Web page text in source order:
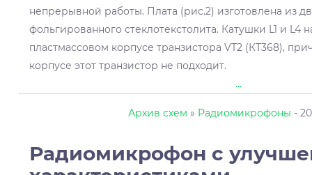
непрерывной работы. Плата (рис.2) изготовлена из
фольгированного стеклотекстолита. Катушки L1 и L4
пластмассовом корпусе транзистора VT2 (КТ368),
корпусе этот транзистор не подходит.
...
Архив схем » Радиомикрофоны -
Радиомикрофон с